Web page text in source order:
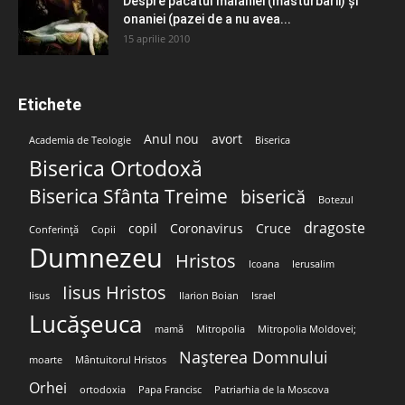
onaniei (pazei de a nu avea...
15 aprilie 2010
Etichete
Academia de Teologie Anul nou avort Biserica
Biserica Ortodoxă
Biserica Sfânta Treime biserică Botezul
Conferință Copii copil Coronavirus Cruce dragoste
Dumnezeu Hristos Icoana Ierusalim
Iisus Iisus Hristos Ilarion Boian Israel
Lucășeuca mamă Mitropolia Mitropolia Moldovei;
moarte Mântuitorul Hristos Nașterea Domnului
Orhei ortodoxia Papa Francisc Patriarhia de la Moscova